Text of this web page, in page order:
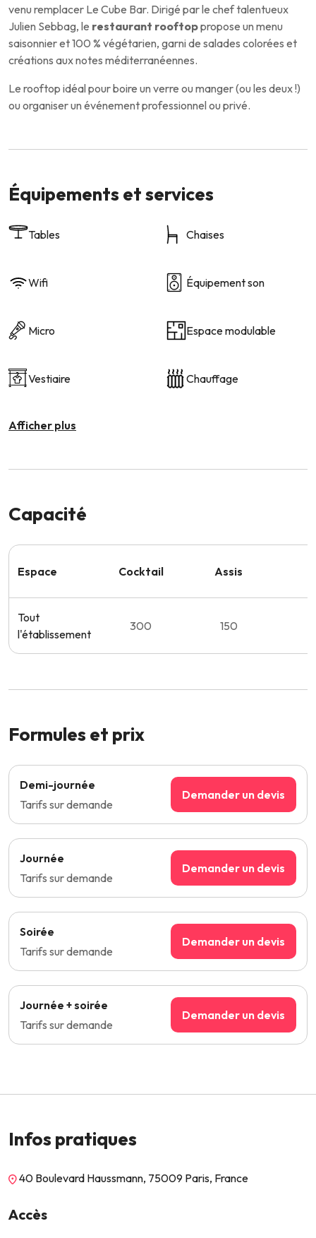
venu remplacer Le Cube Bar. Dirigé par le chef talentueux
Julien Sebbag, le restaurant rooftoppropose un menu
saisonnier et 100 % végétarien, garni de salades colorées et
créations aux notes méditerranéennes.
Le rooftop idéal pour boire un verre ou manger (ou les deux !)
ou organiser un événement professionnel ou privé.
Équipements et services
Tables Chaises
Wifi Équipement son
Micro Espace modulable
Vestiaire Chauffage
Afficher plus
Capacité
Espace Cocktail Assis
Tout
l'établissement
300 150
Formules et prix
Demi-journée
Tarifs sur demande
Demander un devis
Journée
Tarifs sur demande
Demander un devis
Soirée
Tarifs sur demande
Demander un devis
Journée + soirée
Tarifs sur demande
Demander un devis
Infos pratiques
40 Boulevard Haussmann, 75009 Paris, France
Accès